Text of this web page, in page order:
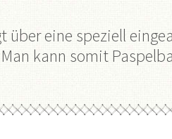
über eine speziell
kann somit